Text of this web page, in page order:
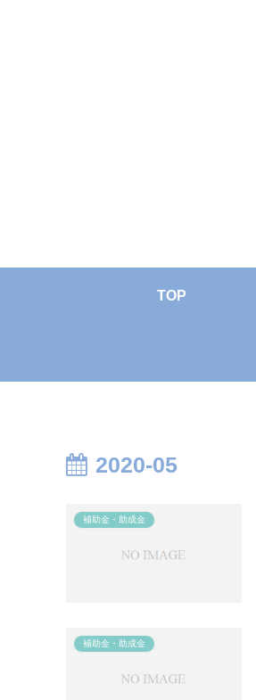
TOP
2020-05
補助金・助成金
補助金・助成金